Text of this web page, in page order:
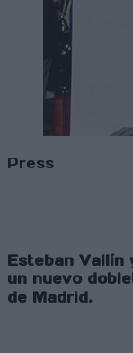
Press
Esteban Vallín
un nuevo
de Madrid.